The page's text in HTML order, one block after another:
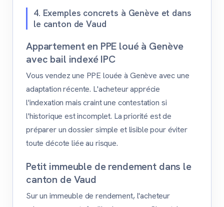
4. Exemples concrets à Genève et dans
le canton de Vaud
Appartement en PPE loué à Genève
avec bail indexé IPC
Vous vendez une PPE louée à Genève avec une
adaptation récente. L'acheteur apprécie
l'indexation mais craint une contestation si
l'historique est incomplet. La priorité est de
préparer un dossier simple et lisible pour éviter
toute décote liée au risque.
Petit immeuble de rendement dans le
canton de Vaud
Sur un immeuble de rendement, l'acheteur